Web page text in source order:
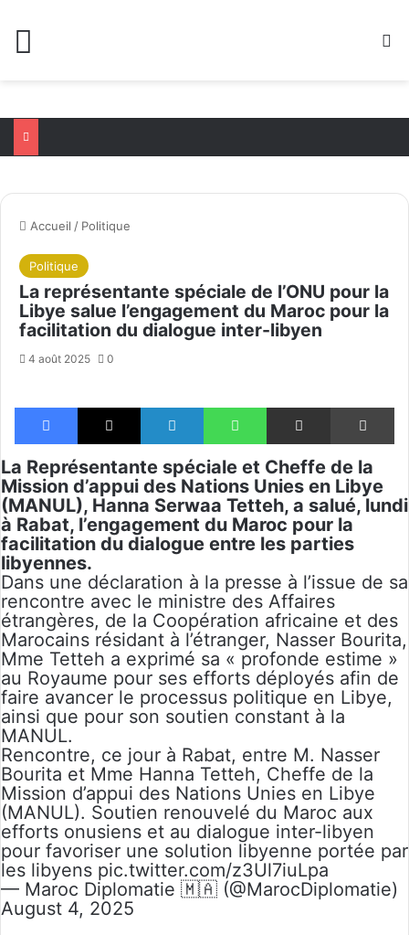
Accueil / Politique
Politique
La représentante spéciale de l’ONU pour la
Libye salue l’engagement du Maroc pour la
facilitation du dialogue inter-libyen
4 août 2025 0
Facebook X Linkedin WhatsApp Partager par email
La Représentante spéciale et Cheffe de la
Mission d’appui des Nations Unies en Libye
(MANUL), Hanna Serwaa Tetteh, a salué, lundi
à Rabat, l’engagement du Maroc pour la
facilitation du dialogue entre les parties
libyennes.
Dans une déclaration à la presse à l’issue de sa
rencontre avec le ministre des Affaires
étrangères, de la Coopération africaine et des
Marocains résidant à l’étranger, Nasser Bourita,
Mme Tetteh a exprimé sa « profonde estime »
au Royaume pour ses efforts déployés afin de
faire avancer le processus politique en Libye,
ainsi que pour son soutien constant à la
MANUL.
Rencontre, ce jour à Rabat, entre M. Nasser
Bourita et Mme Hanna Tetteh, Cheffe de la
Mission d’appui des Nations Unies en Libye
(MANUL). Soutien renouvelé du Maroc aux
efforts onusiens et au dialogue inter-libyen
pour favoriser une solution libyenne portée par
les libyens pic.twitter.com/z3Ul7iuLpa
— Maroc Diplomatie 🇲🇦 (@MarocDiplomatie)
August 4, 2025